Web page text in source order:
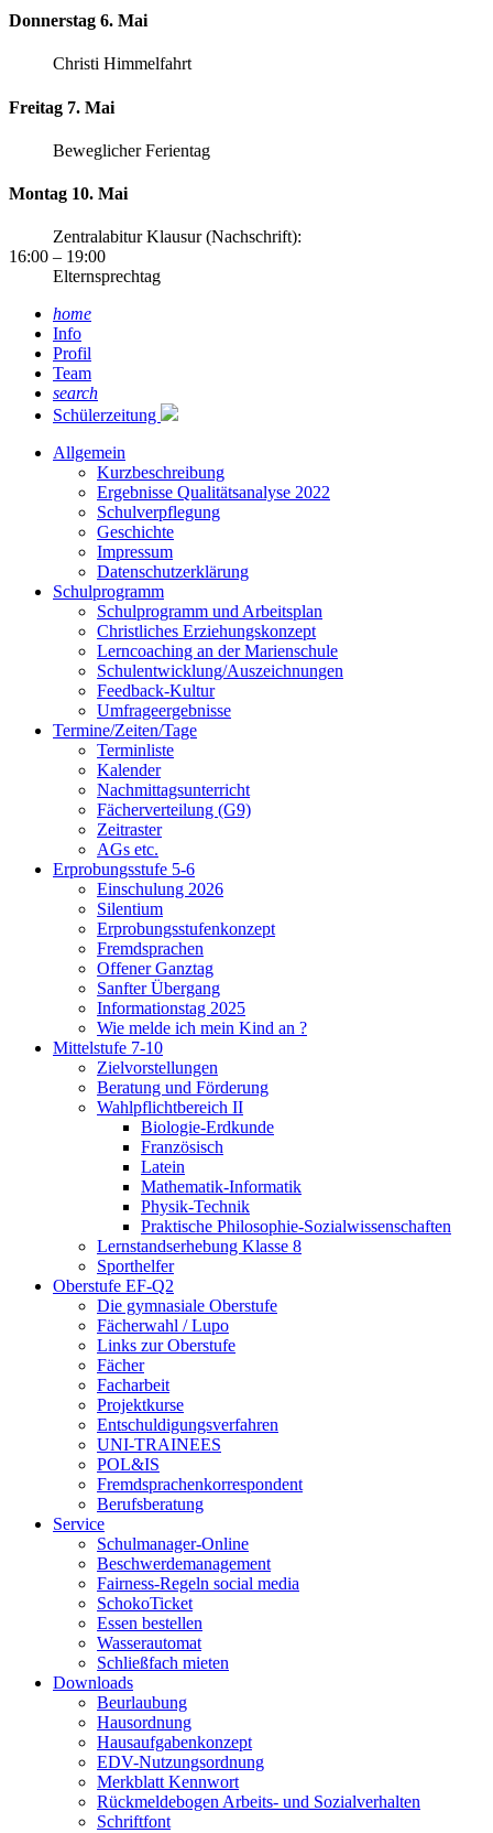
Donnerstag 6. Mai
Christi Himmelfahrt
Freitag 7. Mai
Beweglicher Ferientag
Montag 10. Mai
Zentralabitur Klausur (Nachschrift):
16:00 – 19:00
Elternsprechtag
home
Info
Profil
Team
search
Schülerzeitung
Allgemein
Kurzbeschreibung
Ergebnisse Qualitätsanalyse 2022
Schulverpflegung
Geschichte
Impressum
Datenschutzerklärung
Schulprogramm
Schulprogramm und Arbeitsplan
Christliches Erziehungskonzept
Lerncoaching an der Marienschule
Schulentwicklung/Auszeichnungen
Feedback-Kultur
Umfrageergebnisse
Termine/Zeiten/Tage
Terminliste
Kalender
Nachmittagsunterricht
Fächerverteilung (G9)
Zeitraster
AGs etc.
Erprobungsstufe 5-6
Einschulung 2026
Silentium
Erprobungsstufenkonzept
Fremdsprachen
Offener Ganztag
Sanfter Übergang
Informationstag 2025
Wie melde ich mein Kind an ?
Mittelstufe 7-10
Zielvorstellungen
Beratung und Förderung
Wahlpflichtbereich II
Biologie-Erdkunde
Französisch
Latein
Mathematik-Informatik
Physik-Technik
Praktische Philosophie-Sozialwissenschaften
Lernstandserhebung Klasse 8
Sporthelfer
Oberstufe EF-Q2
Die gymnasiale Oberstufe
Fächerwahl / Lupo
Links zur Oberstufe
Fächer
Facharbeit
Projektkurse
Entschuldigungsverfahren
UNI-TRAINEES
POL&IS
Fremdsprachenkorrespondent
Berufsberatung
Service
Schulmanager-Online
Beschwerdemanagement
Fairness-Regeln social media
SchokoTicket
Essen bestellen
Wasserautomat
Schließfach mieten
Downloads
Beurlaubung
Hausordnung
Hausaufgabenkonzept
EDV-Nutzungsordnung
Merkblatt Kennwort
Rückmeldebogen Arbeits- und Sozialverhalten
Schriftfont